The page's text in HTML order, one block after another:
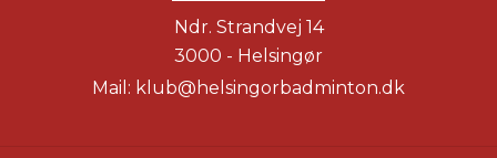
Ndr. Strandvej 14
3000 - Helsingør
Mail: klub@helsingorbadminton.dk